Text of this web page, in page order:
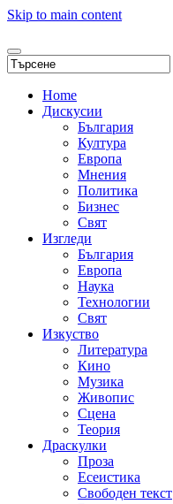
Skip to main content
Home
Дискусии
България
Култура
Европа
Мнения
Политика
Бизнес
Свят
Изгледи
България
Европа
Наука
Технологии
Свят
Изкуство
Литература
Кино
Музика
Живопис
Сцена
Теория
Драскулки
Проза
Есеистика
Свободен текст